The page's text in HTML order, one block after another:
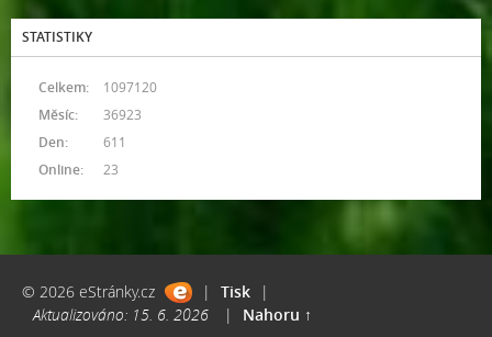
STATISTIKY
Online: 23
Celkem:
1097120
Měsíc:
36923
Den:
611
© 2026 eStránky.cz | Tisk
|
Aktualizováno: 15. 6. 2026
| Nahoru ↑